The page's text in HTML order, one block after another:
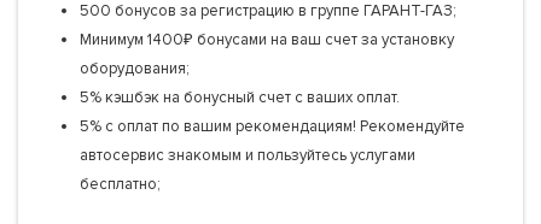
500 бонусов за регистрацию в группе ГАРАНТ-ГАЗ;
Минимум 1400₽ бонусами на ваш счет за установку
оборудования;
5% кэшбэк на бонусный счет с ваших оплат.
5% с оплат по вашим рекомендациям! Рекомендуйте
автосервис знакомым и пользуйтесь услугами
бесплатно;